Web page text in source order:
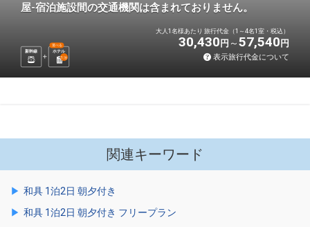
屋-宿泊施設間の交通機関は含まれておりません。
新幹線 ホテル
選べる
1 泊
大人1名様あたり 旅行代金（1～4名1室・税込）
30,430 円 57,540 円
表示旅行代金について
関連キーワード
和具 1泊2日 朝夕付き
和具 1泊2日 朝夕付き フリープラン